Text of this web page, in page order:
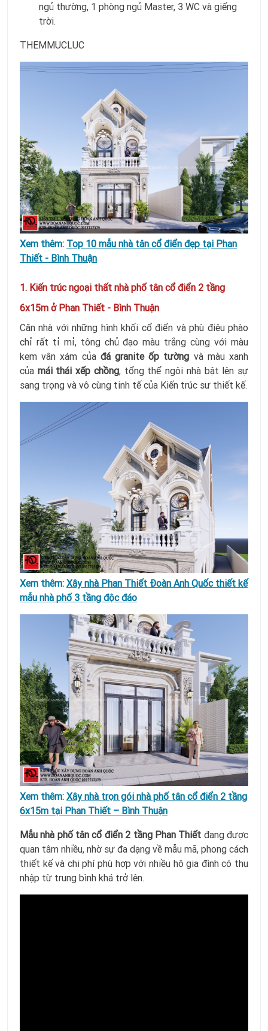
ngủ thường, 1 phòng ngủ Master, 3 WC và giếng
trời.
THEMMUCLUC
Xem thêm: Top 10 mẫu nhà tân cổ điển đẹp tại Phan
Thiết - Bình Thuận
1. Kiến trúc ngoại thất nhà phố tân cổ điển 2 tầng
6x15m ở Phan Thiết - Bình Thuận
Căn nhà với những hình khối cổ điển và phù điêu phào
chỉ rất tỉ mỉ, tông chủ đạo màu trắng cùng với màu
kem vân xám của đá granite ốp tường và màu xanh
của mái thái xếp chồng, tổng thể ngôi nhà bật lên sự
sang trọng và vô cùng tinh tế của Kiến trúc sư thiết kế.
Xem thêm: Xây nhà Phan Thiết Đoàn Anh Quốc thiết kế
mẫu nhà phố 3 tầng độc đáo
Xem thêm: Xây nhà trọn gói nhà phố tân cổ điển 2 tầng
6x15m tại Phan Thiết – Bình Thuận
Mẫu nhà phố tân cổ điển 2 tầng Phan Thiết đang được
quan tâm nhiều, nhờ sự đa dạng về mẫu mã, phong cách
thiết kế và chi phí phù hợp với nhiều hộ gia đình có thu
nhập từ trung bình khá trở lên.